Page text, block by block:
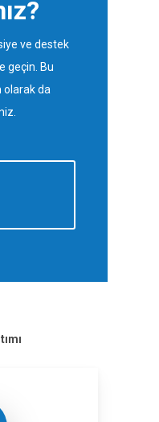
ve destek
geçin. Bu
olarak da